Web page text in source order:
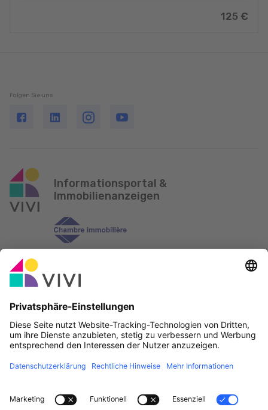
125 €
Folgen Sie uns
Informationsportal &
Immobilienanzeigen
Makler, werdet Mitglied!